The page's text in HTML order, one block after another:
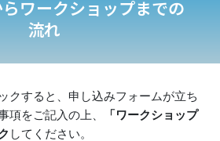
ワークショップまでの
流れ
クすると、申し込みフォームが立ち
項をご記入の上、
「ワークショップ
してください。